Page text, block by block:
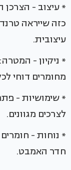
* עיצוב -
כזה שייראה
עיצובית.
* ניקיון -
מחומרים דוחי
* שימושיות -
לצרכים מגוונים.
* נוחות -
חדר האמבט.